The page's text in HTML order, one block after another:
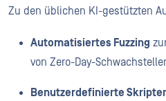
Zu den üblichen KI-gestützten
Automatisiertes Fuzzing
von Zero-Day-
Benutzerdefinierte